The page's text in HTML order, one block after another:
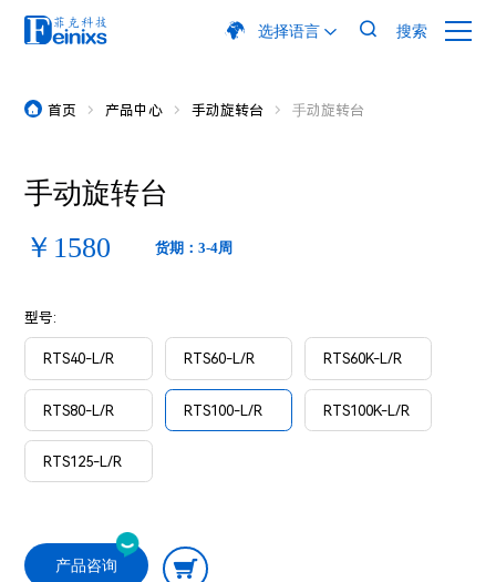
选择语言   搜索
 首页  产品中心  手动旋转台  ⼿动旋转台
⼿动旋转台
￥1580
货期：3-4周
型号:
RTS40-L/R RTS60-L/R RTS60K-L/R
RTS80-L/R RTS100-L/R RTS100K-L/R
RTS125-L/R
产品咨询 